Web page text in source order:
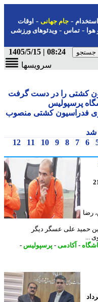
- جام جهانی-اوقات
-تماس-ویدئوهای ورزشی
08:24 | 1405/5/15
سرویسها
را در دست گرفت
پرسپولیس
کشتی منصوب
7
8
9
10
11
12
علی عسگر دیگر
-آکادمی-پرسپولیس-